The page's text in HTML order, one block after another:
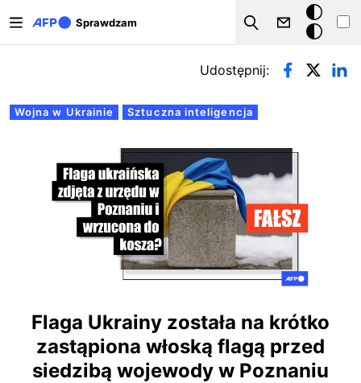
Sprawdzam
Szukaj
Tryb
ciemny
Zakładki podstawowe
Wojna w Ukrainie Sztuczna inteligencja
Udostępnij:
Flaga Ukrainy została na krótko
zastąpiona włoską flagą przed
siedzibą wojewody w Poznaniu